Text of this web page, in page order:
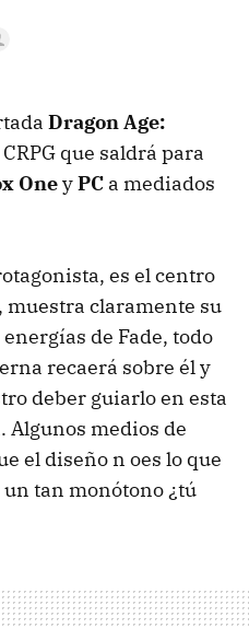
Dragon Age:
que saldrá para
OneyPC a mediados
es el centro
muestra claramente su
de Fade, todo
recaerá sobre él y
deber guiarlo en esta
Algunos medios de
el diseño n oes lo que
tan monótono ¿tú